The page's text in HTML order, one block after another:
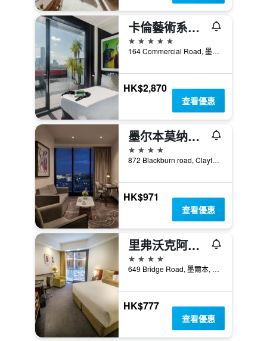
卡倫藝術系列酒店 - 普拉蘭
5星級
164 Commercial Road, 墨爾本, VIC, 澳洲
HK$2,870
查看優惠
墨尔本莫纳什宾乐雅酒店
4星級
872 Blackburn road, Clayton, 墨爾本, VIC, 澳洲
HK$971
查看優惠
里弗沃克阿莫拉飯店
4星級
649 Bridge Road, 墨爾本, VIC, 澳洲
HK$777
查看優惠